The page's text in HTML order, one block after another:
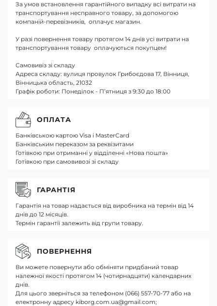
За умов встановлення гарантійного випадку всі витрати на
транспортування несправного товару, за допомогою
компаній-перевізників, оплачує магазин.
У разі повернення товару протягом 14 днів усі витрати на
транспортування товару оплачуються покупцем!
Самовивіз зі складу
Адреса складу: вулиця провулок Грибоєдова 17, Вінниця,
Вінницька область, 21032
Графік роботи: Понеділок - П’ятниця з 9:30 до 18:00
ОПЛАТА
Банківською картою Visa і MasterCard
Банківським переказом за реквізитами
Готівкою при отриманні у відділенні «Нова пошта»
Готівкою при самовивозі зі складу
ГАРАНТІЯ
Гарантія на товар надається від виробника на термін від 14
днів до 12 місяців.
Термін гарантії залежить від групи товару.
ПОВЕРНЕННЯ
Ви можете повернути або обміняти придбаний товар
належної якості протягом 14 (чотирнадцяти) календарних
днів.
Для цього зверніться за телефоном (066) 557-70-77 або на
електронну адресу kiborg.com.ua@gmail.com;